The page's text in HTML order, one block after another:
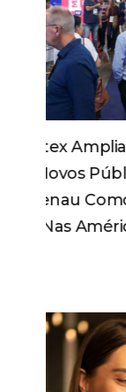
Turismo
Catarina